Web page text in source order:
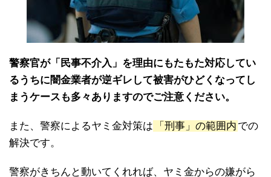
警察官が「民事不介入」を理由にもたもた対応してい
るうちに闇金業者が逆ギレして被害がひどくなってし
まうケースも多々ありますのでご注意ください。
また、警察によるヤミ金対策は 「刑事」の範囲内 での
解決です。
警察がきちんと動いてくれれば、ヤミ金からの嫌がら